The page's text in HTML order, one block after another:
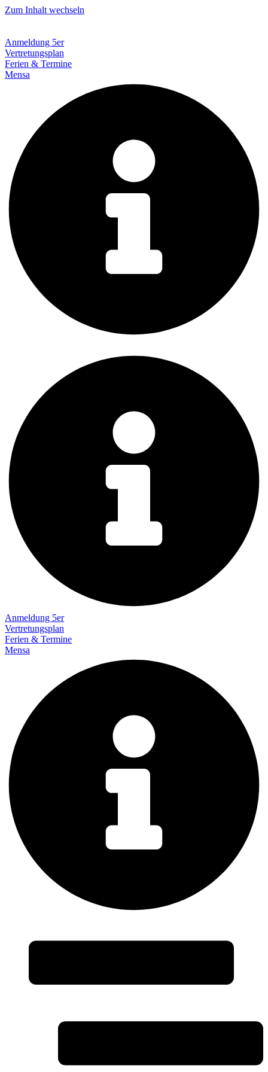
Zum Inhalt wechseln
Anmeldung 5er
Vertretungsplan
Ferien & Termine
Mensa
Anmeldung 5er
Vertretungsplan
Ferien & Termine
Mensa